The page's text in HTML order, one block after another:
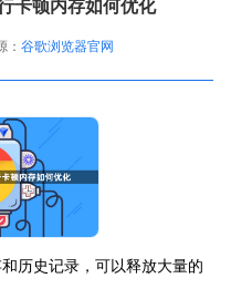
卡顿内存如何优化
： 谷歌浏览器官网
历史记录，可以释放大量的